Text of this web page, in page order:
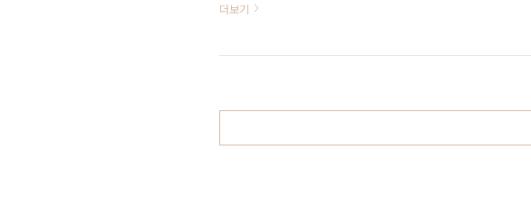
SNS가 자리잡게 되었다. 특히 페이스북, 트위터, 구글플러스
으로써 다른 서비스들과 유기적으로 연동되기 시작하였다.
더보기